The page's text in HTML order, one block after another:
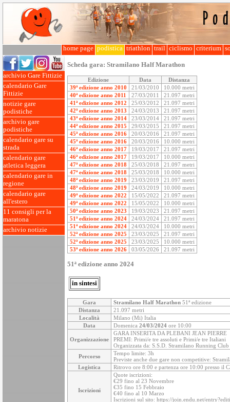
home page podistica triathlon trail ciclismo criterium
archivio Gare Fittizie
calendario Gare
Fittizie
notizie gare
podistiche
archivio gare
podistiche
calendario gare su
strada
calendario gare
atletica leggera
calendario gare in
regione
calendario gare
all'estero
11 consigli per la
maratona
archivio notizie
Scheda gara: Stramilano Half Marathon
Edizione Data
Distanza
39ª edizione anno 2010
21/03/2010
10.000 metri
40ª edizione anno 2011
27/03/2011
21.097 metri
41ª edizione anno 2012
25/03/2012
21.097 metri
42ª edizione anno 2013
24/03/2013
21.097 metri
43ª edizione anno 2014
23/03/2014
21.097 metri
44ª edizione anno 2015
29/03/2015
21.097 metri
45ª edizione anno 2016
20/03/2016
21.097 metri
45ª edizione anno 2016
20/03/2016
10.000 metri
46ª edizione anno 2017
19/03/2017
21.097 metri
46ª edizione anno 2017
19/03/2017
10.000 metri
47ª edizione anno 2018
25/03/2018
21.097 metri
47ª edizione anno 2018
25/03/2018
10.000 metri
48ª edizione anno 2019
23/03/2019
21.097 metri
48ª edizione anno 2019
24/03/2019
10.000 metri
49ª edizione anno 2022
15/05/2022
21.097 metri
49ª edizione anno 2022
15/05/2022
10.000 metri
50ª edizione anno 2023
19/03/2023
21.097 metri
51ª edizione anno 2024
24/03/2024
21.097 metri
51ª edizione anno 2024
24/03/2024
10.000 metri
52ª edizione anno 2025
23/03/2025
21.097 metri
52ª edizione anno 2025
23/03/2025
10.000 metri
53ª edizione anno 2026
03/05/2026 21.097 metri
51ª edizione anno 2024
in sintesi
Gara Stramilano Half Marathon 51ª edizione
Distanza
21.097 metri
Località
Milano (Mi) Italia
Data
Domenica 24/03/2024 ore 10:00
Organizzazione
GARA INSERITA DA PLEBANI JEAN PIERRE
PREMI: Primi/e tre assoluti e Primi/e tre Italiani
Organizzata da: S.S.D. Stramilano Running Club
Percorso
Tempo limite: 3h
Previste anche due gare non competitive:
Logistica
Ritrovo ore 8:00 e partenza ore 10:00 presso il
Iscrizioni
Quote iscrizioni:
€29 fino al 23 Novembre
€35 fino 15 Febbraio
€40 fino al 10 Marzo
Iscrizioni sul sito: https://join.endu.net/